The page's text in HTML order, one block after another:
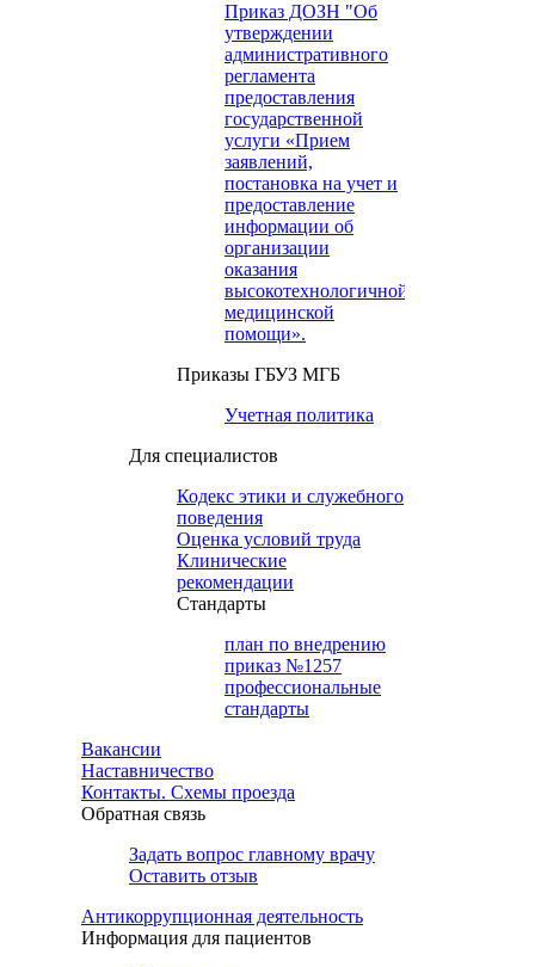
Приказ ДОЗН "Об
утверждении
административного
регламента
предоставления
государственной
услуги «Прием
заявлений,
постановка на учет и
предоставление
информации об
организации
оказания
высокотехнологичной
медицинской
помощи».
Приказы ГБУЗ МГБ
Учетная политика
Для специалистов
Кодекс этики и служебного
поведения
Оценка условий труда
Клинические
рекомендации
Cтандарты
план по внедрению
приказ №1257
профессиональные
стандарты
Вакансии
Наставничество
Контакты. Схемы проезда
Обратная связь
Задать вопрос главному врачу
Оставить отзыв
Антикоррупционная деятельность
Информация для пациентов